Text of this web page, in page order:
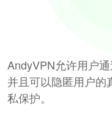
AndyVPN允许用户
并且可以隐匿用户的
私保护。